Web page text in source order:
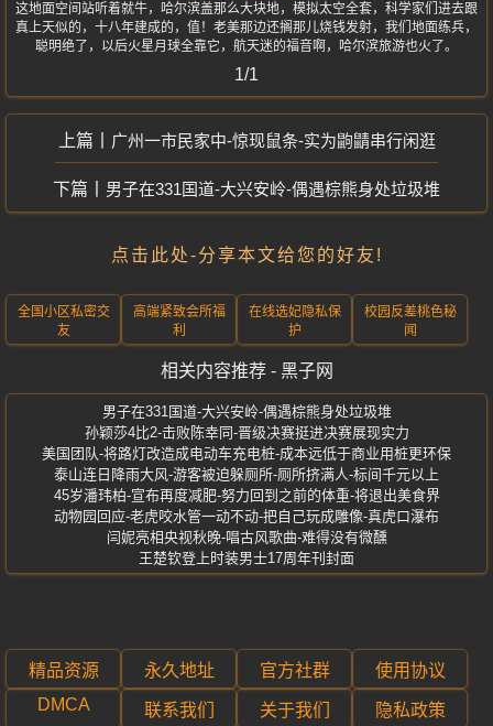
这地面空间站听着就牛，哈尔滨盖那么大块地，模拟太空全套，科学家们进去跟
真上天似的，十八年建成的，值！老美那边还搁那儿烧钱发射，我们地面练兵，
聪明绝了，以后火星月球全靠它，航天迷的福音啊，哈尔滨旅游也火了。
1/1
广州一市民家中-惊现鼠条-实为鼩鼱串行闲逛
男子在331国道-大兴安岭-偶遇棕熊身处垃圾堆
点击此处-分享本文给您的好友!
全国小区私密交
友
高端紧致会所福
利
在线选妃隐私保
护
校园反差桃色秘
闻
相关内容推荐 - 黑子网
男子在331国道-大兴安岭-偶遇棕熊身处垃圾堆
孙颖莎4比2-击败陈幸同-晋级决赛挺进决赛展现实力
美国团队-将路灯改造成电动车充电桩-成本远低于商业用桩更环保
泰山连日降雨大风-游客被迫躲厕所-厕所挤满人-标间千元以上
45岁潘玮柏-宣布再度减肥-努力回到之前的体重-将退出美食界
动物园回应-老虎咬水管一动不动-把自己玩成雕像-真虎口瀑布
闫妮亮相央视秋晚-唱古风歌曲-难得没有微醺
王楚钦登上时装男士17周年刊封面
精品资源 永久地址 官方社群
使用协议
DMCA
联系我们 关于我们 隐私政策